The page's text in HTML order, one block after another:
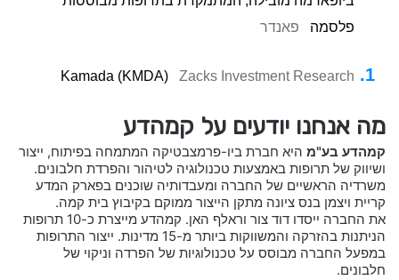
פלסמה
פאנדר
Kamada (KMDA) Zacks Investment Research
מה אנחנו יודעים על קמהדע
קמהדע בע"מ היא חברת ביו-פרמצבטיקה המתמחה בפיתוח, ייצור
ושיווק של תרופות באמצעות טכנולוגיה לטיהור והפרדת חלבונים.
משרדיה הראשיים של החברה ומעבדותיה שוכנים בפארק המדע
קריית ויצמן בנס ציונה מתקן הייצור ממוקם בקיבוץ בית קמה.
את החברה ייסדו דוד צור וראלף האן. קמהדע מייצרת כ-10 תרופות
הניתנות בהזרקה והמשווקות ביותר מ-15 מדינות. ייצור התרופות
במפעל החברה מבוסס על טכנולוגיות של הפרדה וניקוי של
חלבונים.